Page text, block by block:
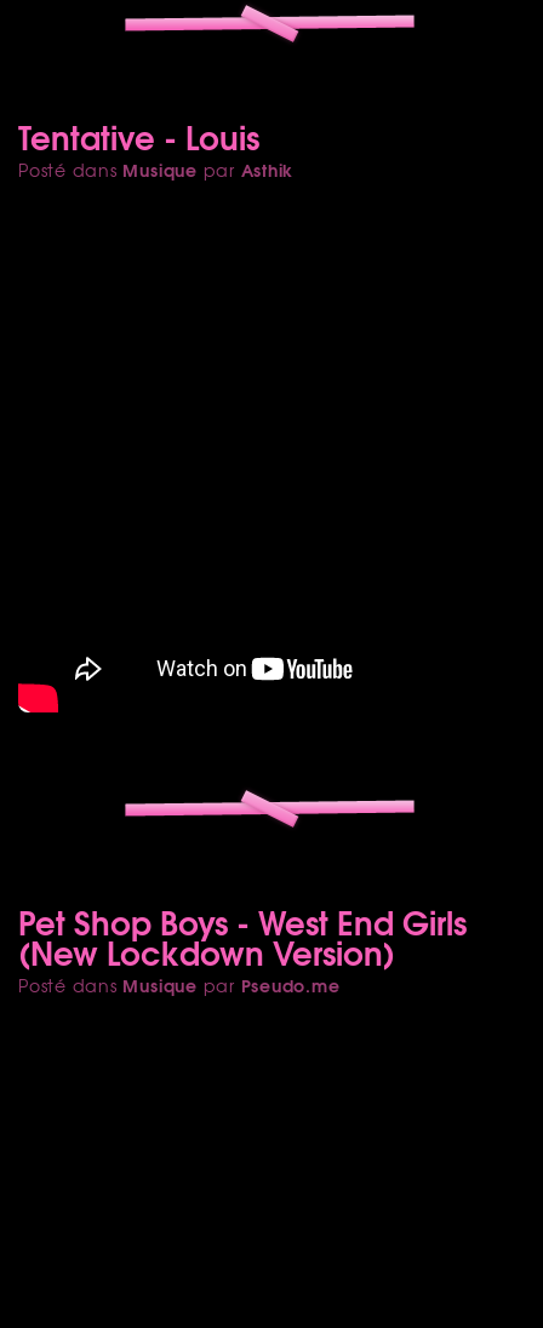
Tentative - Louis
Posté dans Musique par Asthik
Pet Shop Boys - West End Girls
(New Lockdown Version)
Posté dans Musique par Pseudo.me